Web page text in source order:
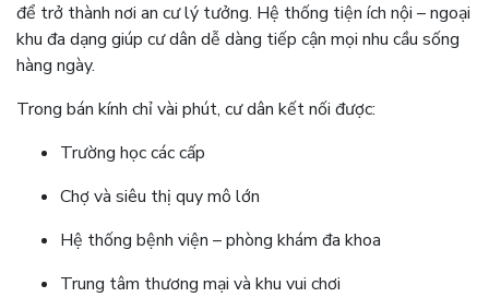
để trở thành nơi an cư lý tưởng. Hệ thống tiện ích nội – ngoại
khu đa dạng giúp cư dân dễ dàng tiếp cận mọi nhu cầu sống
hàng ngày.
Trong bán kính chỉ vài phút, cư dân kết nối được:
Trường học các cấp
Chợ và siêu thị quy mô lớn
Hệ thống bệnh viện – phòng khám đa khoa
Trung tâm thương mại và khu vui chơi